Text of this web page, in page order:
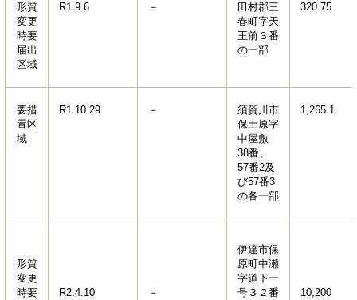
形質
変更
時要
届出
区域
R1.9.6 －
田村郡三
春町字天
王前３番
の一部
320.75
要措
置区
域
R1.10.29 －
須賀川市
保土原字
中屋敷
38番、
57番2及
び57番3
の各一部
1,265.1
形質
変更
時要
R2.4.10 －
伊達市保
原町中瀬
字道下一
号３２番
10,200